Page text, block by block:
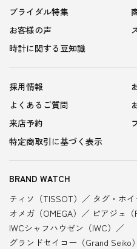
ブライダル特集
お客様の声
時計に関する豆知識
採用情報
よくあるご質問
来店予約
特定商取引に基づく表示
BRAND WATCH
ティソ（TISSOT）
タグ・ホイ
オメガ（OMEGA）
ピアジェ（
IWCシャフハウゼン（IWC）
グランドセイコー（Grand Seiko）